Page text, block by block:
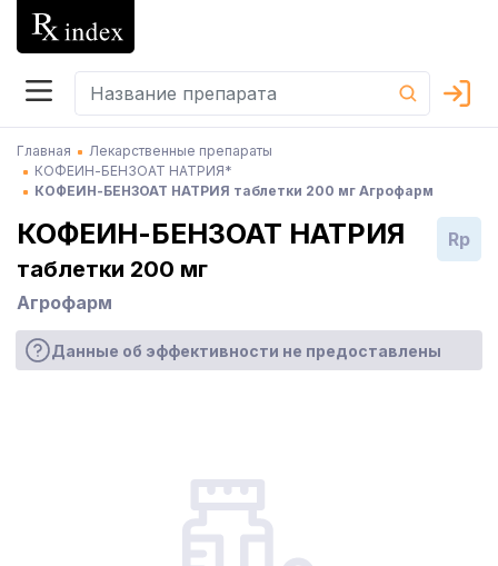
Главная
Лекарственные препараты
КОФЕИН-БЕНЗОАТ НАТРИЯ*
КОФЕИН-БЕНЗОАТ НАТРИЯ таблетки 200 мг Агрофарм
КОФЕИН-БЕНЗОАТ НАТРИЯ
таблетки 200 мг
Агрофарм
Rp
Данные об эффективности не предоставлены